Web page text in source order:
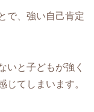
で、強い自己肯定
と子どもが強く
じてしまいます。